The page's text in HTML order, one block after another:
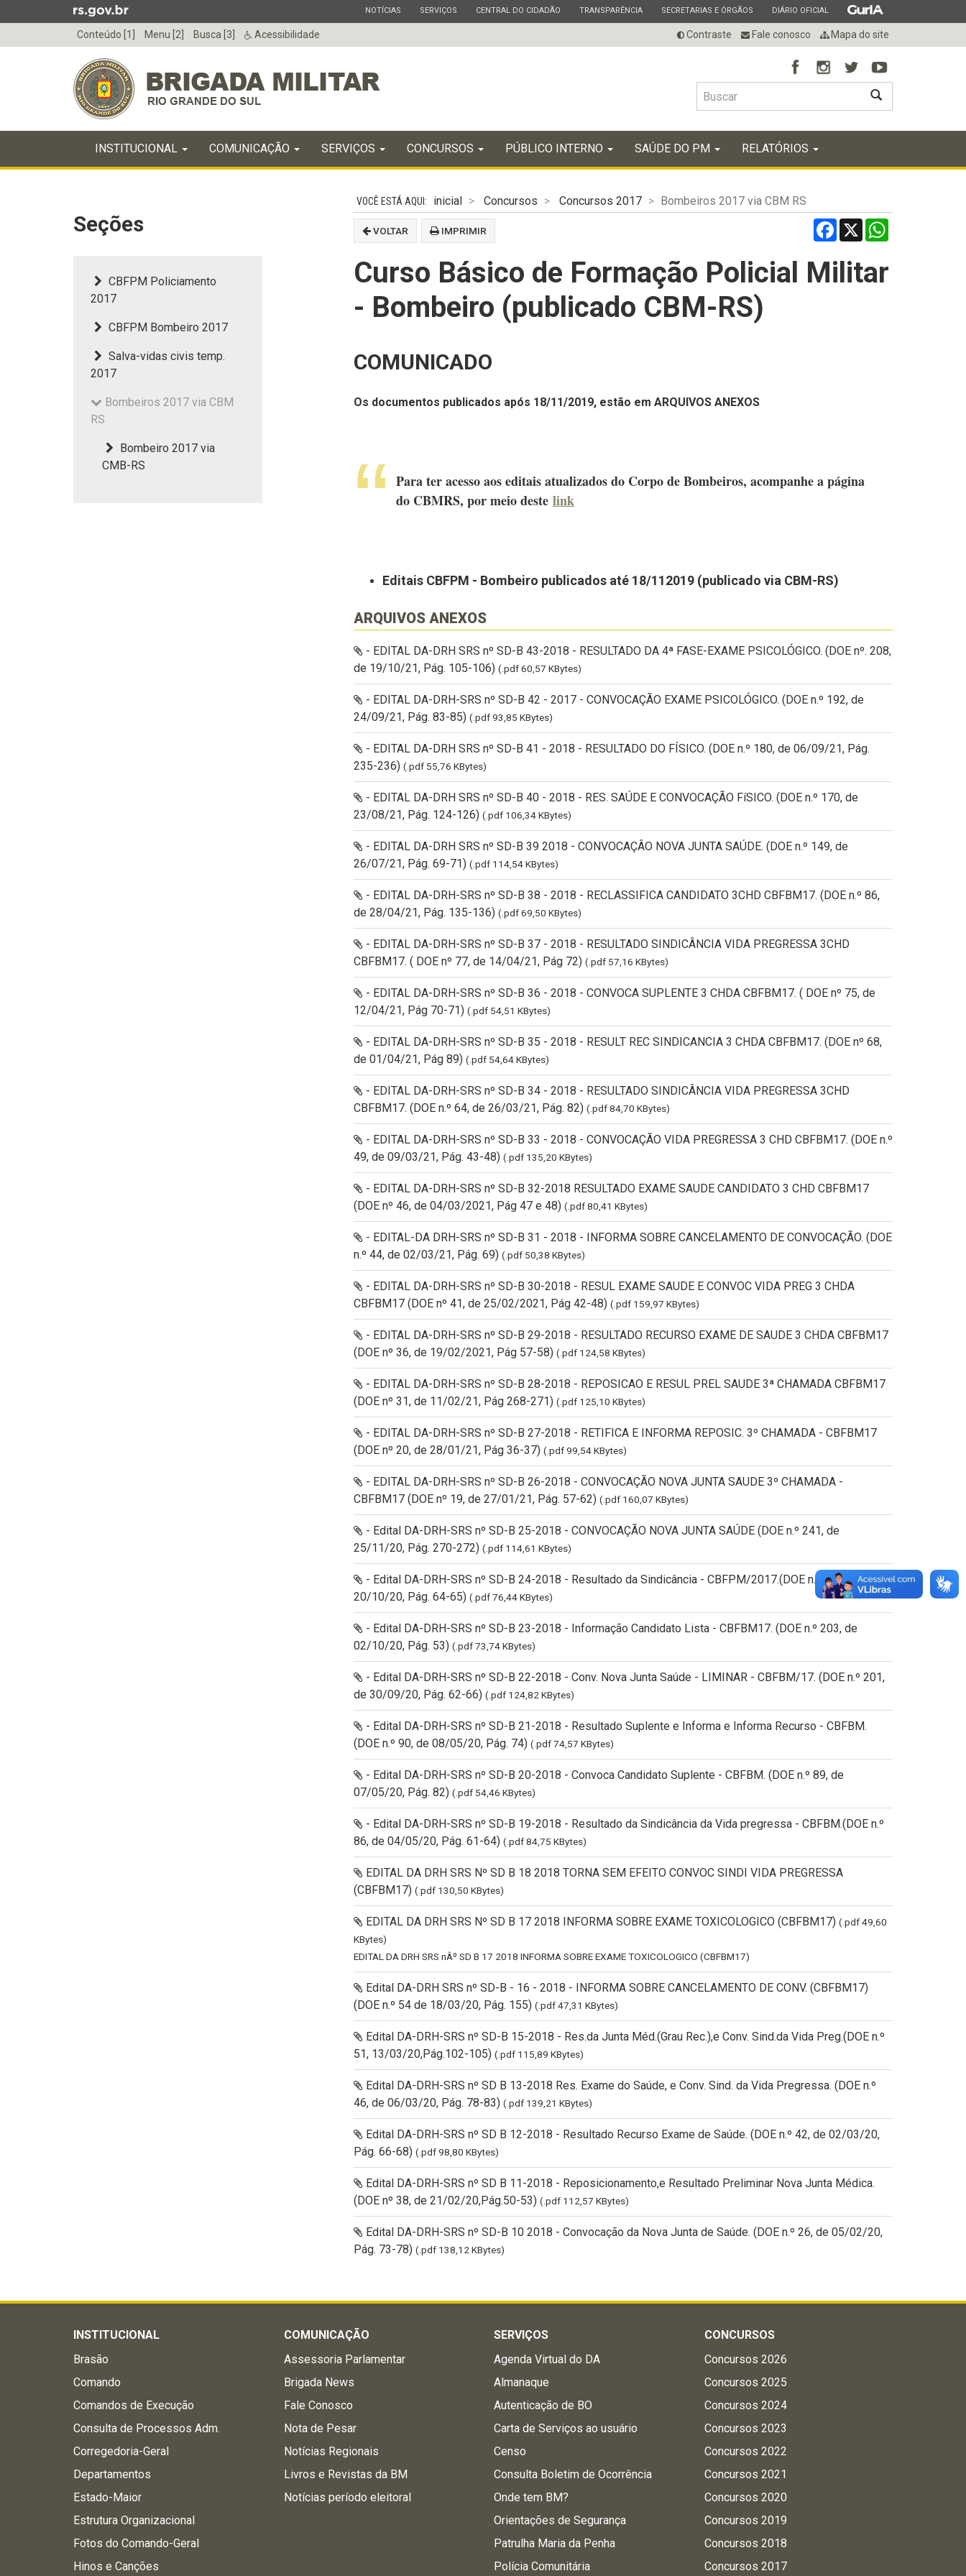
para
menu
ESTADO
NOTÍCIAS ESTADO
SERVIÇOS ESTADO
CENTRAL DO CIDADÃO ESTADO
TRANSPARÊNCIA ESTADO
SECRETARIAS E ÓRGÃOS ESTADO
DIÁRIO OFICIAL ESTADO
Conteúdo [1] Menu [2] Busca [3] Acessibilidade Contraste Fale conosco Mapa do site
BUSCAR
do
menu
INICIAL
INSTITUCIONAL COMUNICAÇÃO SERVIÇOS CONCURSOS PÚBLICO INTERNO SAÚDE DO PM RELATÓRIOS
Seções
CBFPM Policiamento
2017
CBFPM Bombeiro 2017
Salva-vidas civis temp.
2017
Bombeiros 2017 via CBM
RS
Bombeiro 2017 via
CMB-RS
inicial Concursos Concursos 2017 Bombeiros 2017 via CBM RS
VOLTAR IMPRIMIR Facebook
X
Curso Básico de Formação Policial Militar
- Bombeiro (publicado CBM-RS)
COMUNICADO
Os documentos publicados após 18/11/2019, estão em ARQUIVOS ANEXOS
Para ter acesso aos editais atualizados do Corpo de Bombeiros, acompanhe a página
do CBMRS, por meio deste link
Editais CBFPM - Bombeiro publicados até 18/112019 (publicado via CBM-RS)
ARQUIVOS ANEXOS
- EDITAL DA-DRH SRS nº SD-B 43-2018 - RESULTADO DA 4ª FASE-EXAME PSICOLÓGICO. (DOE nº. 208,
de 19/10/21, Pág. 105-106) (.pdf 60,57 KBytes)
- EDITAL DA-DRH-SRS nº SD-B 42 - 2017 - CONVOCAÇÃO EXAME PSICOLÓGICO. (DOE n.º 192, de
24/09/21, Pág. 83-85) (.pdf 93,85 KBytes)
- EDITAL DA-DRH SRS nº SD-B 41 - 2018 - RESULTADO DO FÍSICO. (DOE n.º 180, de 06/09/21, Pág.
235-236) (.pdf 55,76 KBytes)
- EDITAL DA-DRH SRS nº SD-B 40 - 2018 - RES. SAÚDE E CONVOCAÇÃO FíSICO. (DOE n.º 170, de
23/08/21, Pág. 124-126) (.pdf 106,34 KBytes)
- EDITAL DA-DRH SRS nº SD-B 39 2018 - CONVOCAÇÂO NOVA JUNTA SAÚDE. (DOE n.º 149, de
26/07/21, Pág. 69-71) (.pdf 114,54 KBytes)
- EDITAL DA-DRH-SRS nº SD-B 38 - 2018 - RECLASSIFICA CANDIDATO 3CHD CBFBM17. (DOE n.º 86,
de 28/04/21, Pág. 135-136) (.pdf 69,50 KBytes)
- EDITAL DA-DRH-SRS nº SD-B 37 - 2018 - RESULTADO SINDICÂNCIA VIDA PREGRESSA 3CHD
CBFBM17. ( DOE nº 77, de 14/04/21, Pág 72) (.pdf 57,16 KBytes)
- EDITAL DA-DRH-SRS nº SD-B 36 - 2018 - CONVOCA SUPLENTE 3 CHDA CBFBM17. ( DOE nº 75, de
12/04/21, Pág 70-71) (.pdf 54,51 KBytes)
- EDITAL DA-DRH-SRS nº SD-B 35 - 2018 - RESULT REC SINDICANCIA 3 CHDA CBFBM17. (DOE nº 68,
de 01/04/21, Pág 89) (.pdf 54,64 KBytes)
- EDITAL DA-DRH-SRS nº SD-B 34 - 2018 - RESULTADO SINDICÂNCIA VIDA PREGRESSA 3CHD
CBFBM17. (DOE n.º 64, de 26/03/21, Pág. 82) (.pdf 84,70 KBytes)
- EDITAL DA-DRH-SRS nº SD-B 33 - 2018 - CONVOCAÇÃO VIDA PREGRESSA 3 CHD CBFBM17. (DOE n.º
49, de 09/03/21, Pág. 43-48) (.pdf 135,20 KBytes)
- EDITAL DA-DRH-SRS nº SD-B 32-2018 RESULTADO EXAME SAUDE CANDIDATO 3 CHD CBFBM17
(DOE nº 46, de 04/03/2021, Pág 47 e 48) (.pdf 80,41 KBytes)
- EDITAL-DA DRH-SRS nº SD-B 31 - 2018 - INFORMA SOBRE CANCELAMENTO DE CONVOCAÇÃO. (DOE
n.º 44, de 02/03/21, Pág. 69) (.pdf 50,38 KBytes)
- EDITAL DA-DRH-SRS nº SD-B 30-2018 - RESUL EXAME SAUDE E CONVOC VIDA PREG 3 CHDA
CBFBM17 (DOE nº 41, de 25/02/2021, Pág 42-48) (.pdf 159,97 KBytes)
- EDITAL DA-DRH-SRS nº SD-B 29-2018 - RESULTADO RECURSO EXAME DE SAUDE 3 CHDA CBFBM17
(DOE nº 36, de 19/02/2021, Pág 57-58) (.pdf 124,58 KBytes)
- EDITAL DA-DRH-SRS nº SD-B 28-2018 - REPOSICAO E RESUL PREL SAUDE 3ª CHAMADA CBFBM17
(DOE nº 31, de 11/02/21, Pág 268-271) (.pdf 125,10 KBytes)
- EDITAL DA-DRH-SRS nº SD-B 27-2018 - RETIFICA E INFORMA REPOSIC. 3º CHAMADA - CBFBM17
(DOE nº 20, de 28/01/21, Pág 36-37) (.pdf 99,54 KBytes)
- EDITAL DA-DRH-SRS nº SD-B 26-2018 - CONVOCAÇÃO NOVA JUNTA SAUDE 3º CHAMADA -
CBFBM17 (DOE nº 19, de 27/01/21, Pág. 57-62) (.pdf 160,07 KBytes)
- Edital DA-DRH-SRS nº SD-B 25-2018 - CONVOCAÇÃO NOVA JUNTA SAÚDE (DOE n.º 241, de
25/11/20, Pág. 270-272) (.pdf 114,61 KBytes)
- Edital DA-DRH-SRS nº SD-B 24-2018 - Resultado da Sindicância - CBFPM/2017.(DOE n.º 216, de
20/10/20, Pág. 64-65) (.pdf 76,44 KBytes)
- Edital DA-DRH-SRS nº SD-B 23-2018 - Informação Candidato Lista - CBFBM17. (DOE n.º 203, de
02/10/20, Pág. 53) (.pdf 73,74 KBytes)
- Edital DA-DRH-SRS nº SD-B 22-2018 - Conv. Nova Junta Saúde - LIMINAR - CBFBM/17. (DOE n.º 201,
de 30/09/20, Pág. 62-66) (.pdf 124,82 KBytes)
- Edital DA-DRH-SRS nº SD-B 21-2018 - Resultado Suplente e Informa e Informa Recurso - CBFBM.
(DOE n.º 90, de 08/05/20, Pág. 74) (.pdf 74,57 KBytes)
- Edital DA-DRH-SRS nº SD-B 20-2018 - Convoca Candidato Suplente - CBFBM. (DOE n.º 89, de
07/05/20, Pág. 82) (.pdf 54,46 KBytes)
- Edital DA-DRH-SRS nº SD-B 19-2018 - Resultado da Sindicância da Vida pregressa - CBFBM.(DOE n.º
86, de 04/05/20, Pág. 61-64) (.pdf 84,75 KBytes)
EDITAL DA DRH SRS Nº SD B 18 2018 TORNA SEM EFEITO CONVOC SINDI VIDA PREGRESSA
(CBFBM17) (.pdf 130,50 KBytes)
EDITAL DA DRH SRS Nº SD B 17 2018 INFORMA SOBRE EXAME TOXICOLOGICO (CBFBM17) (.pdf 49,60
KBytes)
EDITAL DA DRH SRS nÂº SD B 17 2018 INFORMA SOBRE EXAME TOXICOLOGICO (CBFBM17)
Edital DA-DRH SRS nº SD-B - 16 - 2018 - INFORMA SOBRE CANCELAMENTO DE CONV. (CBFBM17)
(DOE n.º 54 de 18/03/20, Pág. 155) (.pdf 47,31 KBytes)
Edital DA-DRH-SRS nº SD-B 15-2018 - Res.da Junta Méd.(Grau Rec.),e Conv. Sind.da Vida Preg.(DOE n.º
51, 13/03/20,Pág.102-105) (.pdf 115,89 KBytes)
Edital DA-DRH-SRS nº SD B 13-2018 Res. Exame do Saúde, e Conv. Sind. da Vida Pregressa. (DOE n.º
46, de 06/03/20, Pág. 78-83) (.pdf 139,21 KBytes)
Edital DA-DRH-SRS nº SD B 12-2018 - Resultado Recurso Exame de Saúde. (DOE n.º 42, de 02/03/20,
Pág. 66-68) (.pdf 98,80 KBytes)
Edital DA-DRH-SRS nº SD B 11-2018 - Reposicionamento,e Resultado Preliminar Nova Junta Médica.
(DOE nº 38, de 21/02/20,Pág.50-53) (.pdf 112,57 KBytes)
Edital DA-DRH-SRS nº SD-B 10 2018 - Convocação da Nova Junta de Saúde. (DOE n.º 26, de 05/02/20,
Pág. 73-78) (.pdf 138,12 KBytes)
INSTITUCIONAL
Brasão
Comando
Comandos de Execução
Consulta de Processos Adm.
Corregedoria-Geral
Departamentos
Estado-Maior
Estrutura Organizacional
Fotos do Comando-Geral
Hinos e Canções
COMUNICAÇÃO
Assessoria Parlamentar
Brigada News
Fale Conosco
Nota de Pesar
Notícias Regionais
Livros e Revistas da BM
Notícias período eleitoral
SERVIÇOS
Agenda Virtual do DA
Almanaque
Autenticação de BO
Carta de Serviços ao usuário
Censo
Consulta Boletim de Ocorrência
Onde tem BM?
Orientações de Segurança
Patrulha Maria da Penha
Polícia Comunitária
CONCURSOS
Concursos 2026
Concursos 2025
Concursos 2024
Concursos 2023
Concursos 2022
Concursos 2021
Concursos 2020
Concursos 2019
Concursos 2018
Concursos 2017